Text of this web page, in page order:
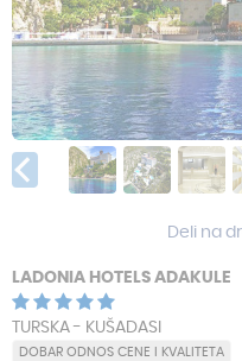
Deli na
LADONIA HOTELS ADAKULE
TURSKA - KUŠADASI
DOBAR ODNOS CENE I KVALITETA